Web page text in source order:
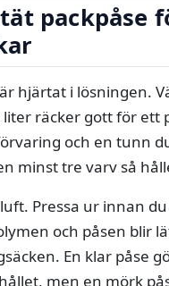
packpåse
hjärtat i lösningen.
liter räcker gott för ett
och en tunn
minst tre varv så
Pressa ur innan
och påsen blir
En klar påse
men en mörk